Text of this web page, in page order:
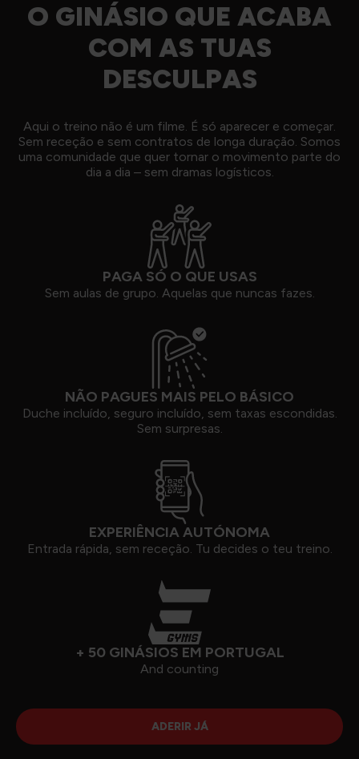
O GINÁSIO QUE ACABA
COM AS TUAS
DESCULPAS
Aqui o treino não é um filme. É só aparecer e começar.
Sem receção e sem contratos de longa duração. Somos
uma comunidade que quer tornar o movimento parte do
dia a dia – sem dramas logísticos.
PAGA SÓ O QUE USAS
Sem aulas de grupo. Aquelas que nuncas fazes.
NÃO PAGUES MAIS PELO BÁSICO
Duche incluído, seguro incluído, sem taxas escondidas.
Sem surpresas.
EXPERIÊNCIA AUTÓNOMA
Entrada rápida, sem receção. Tu decides o teu treino.
+ 50 GINÁSIOS EM PORTUGAL
And counting
ADERIR JÁ